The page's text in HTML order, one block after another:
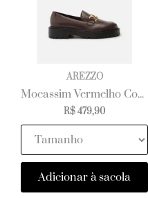
AREZZO
Mocassim Vermelho Couro Tratorado Metal
R$ 479,90
Adicionar à sacola